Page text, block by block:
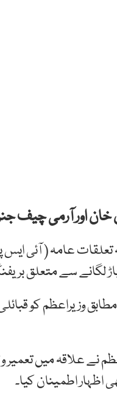
اور آرمی چیف
عامہ ( آئی ایس
باڑ لگانے سے متعلق
وزیراعظم کو
نے علاقہ میں تعمیر و
اظہار اطمینان کیا۔